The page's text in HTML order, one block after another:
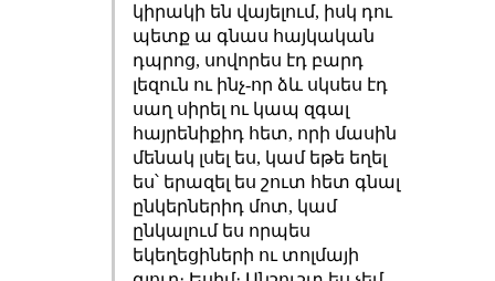
կիրակի են վայելում, իսկ դու
պետք ա գնաս հայկական
դպրոց, սովորես էդ բարդ
լեզուն ու ինչ-որ ձև սկսես էդ
սաղ սիրել ու կապ զգալ
հայրենիքիդ հետ, որի մասին
մենակ լսել ես, կամ եթե եղել
ես՝ երազել ես շուտ հետ գնալ
ընկերներիդ մոտ, կամ
ընկալում ես որպես
եկեղեցիների ու տոլմայի